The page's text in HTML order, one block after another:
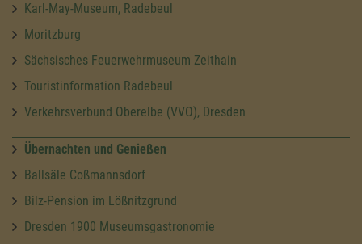
Karl-May-Museum, Radebeul
Moritzburg
Sächsisches Feuerwehrmuseum Zeithain
Touristinformation Radebeul
Verkehrsverbund Oberelbe (VVO), Dresden
Übernachten und Genießen
Ballsäle Coßmannsdorf
Bilz-Pension im Lößnitzgrund
Dresden 1900 Museumsgastronomie